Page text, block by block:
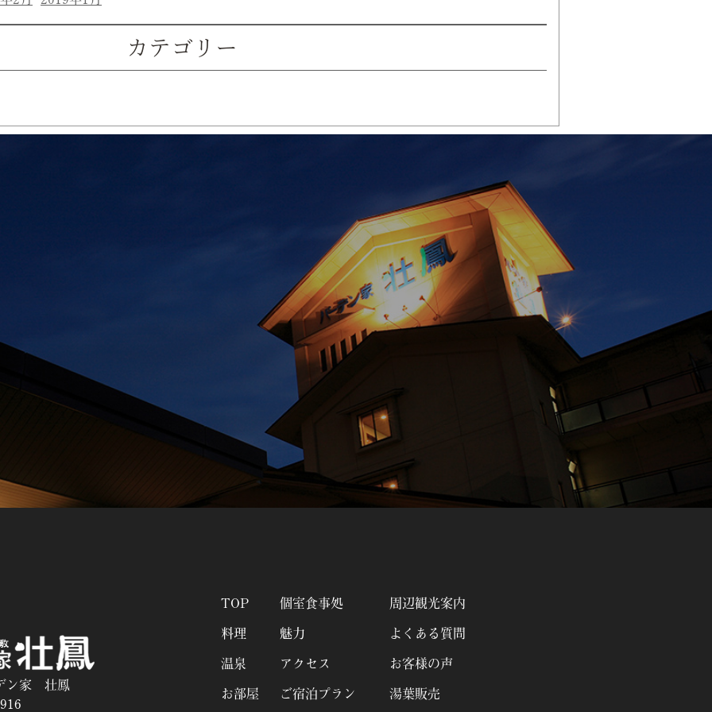
カテゴリー
ン家 壮鳳
TOP
料理
温泉
お部屋
個室食事処
魅力
アクセス
ご宿泊プラン
周辺観光案内
よくある質問
お客様の声
湯葉販売